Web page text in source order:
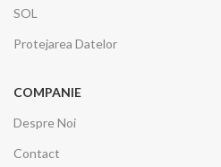
SOL
Protejarea Datelor
COMPANIE
Despre Noi
Contact